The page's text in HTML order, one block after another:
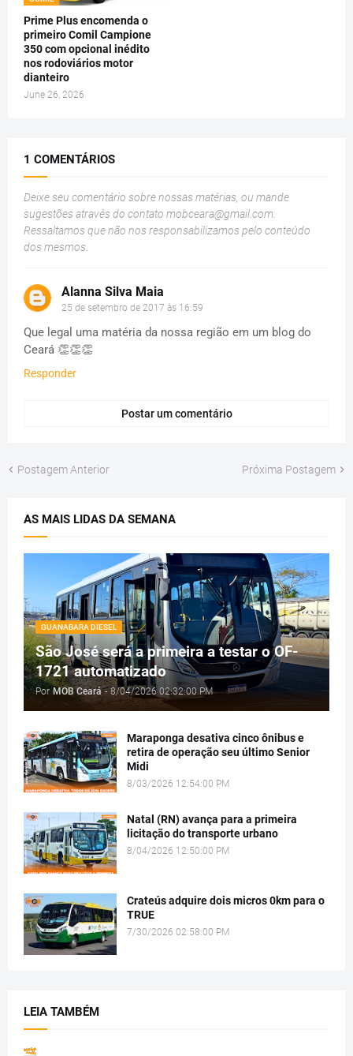
Prime Plus encomenda o
primeiro Comil Campione
350 com opcional inédito
nos rodoviários motor
dianteiro
June 26, 2026
1 COMENTÁRIOS
Deixe seu comentário sobre nossas matérias, ou mande
sugestões através do contato mobceara@gmail.com
Ressaltamos que não nos responsabilizamos pelo conteúdo
dos mesmos.
Alanna Silva Maia
25 de setembro de 2017 às 16:59
Que legal uma matéria da nossa região em um blog do
Ceará 👏👏👏
Responder
Postar um comentário
Postagem Anterior Próxima Postagem
AS MAIS LIDAS DA SEMANA
GUANABARA DIESEL
São José será a primeira a testar o OF-
1721 automatizado
Por MOB Ceará - 8/04/2026 02:32:00 PM
Maraponga desativa cinco ônibus e
retira de operação seu último Senior
Midi
8/03/2026 12:54:00 PM
Natal (RN) avança para a primeira
licitação do transporte urbano
8/04/2026 12:50:00 PM
Crateús adquire dois micros 0km para o
TRUE
7/30/2026 02:58:00 PM
LEIA TAMBÉM